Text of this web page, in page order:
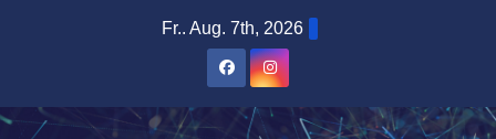
Fr.. Aug. 7th, 2026